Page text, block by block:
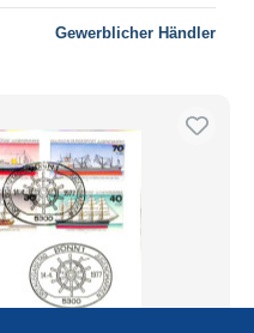
Gewerblicher Händler